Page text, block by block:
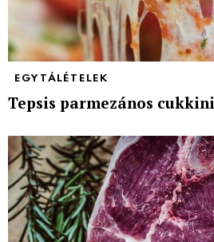
EGYTÁLÉTELEK
Tepsis parmezános cukkini